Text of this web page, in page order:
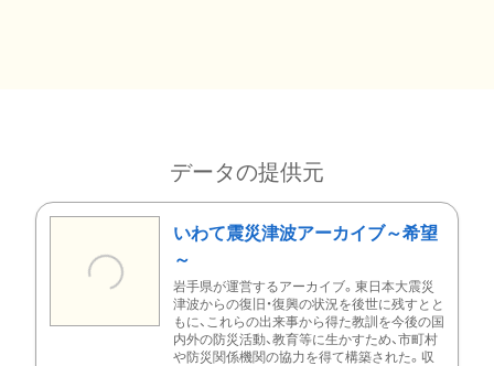
データの提供元
いわて震災津波アーカイブ～希望
～
岩手県が運営するアーカイブ。東日本大震災
津波からの復旧・復興の状況を後世に残すとと
もに、これらの出来事から得た教訓を今後の国
内外の防災活動、教育等に生かすため、市町村
や防災関係機関の協力を得て構築された。収